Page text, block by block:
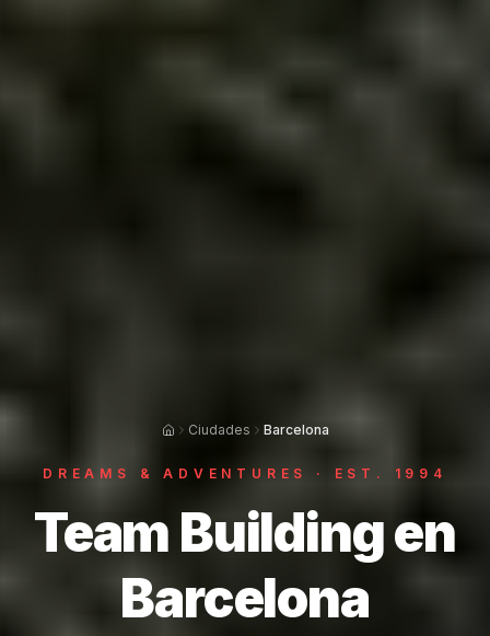
Ciudades Barcelona
DREAMS & ADVENTURES · EST. 1994
Team Building en
Barcelona